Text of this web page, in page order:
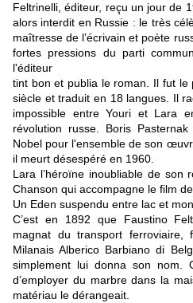
Feltrinelli, éditeur, reçu un jour de
alors interdit en Russie : le très
maîtresse de l’écrivain et poète
fortes pressions du parti
l'éditeur
tint bon et publia le roman. Il fut le
siècle et traduit en 18 langues. Il
impossible entre Youri et Lara
révolution russe. Boris
Nobel pour l'ensemble de son
il meurt désespéré en 1960.
Lara l’héroïne inoubliable de son
Chanson qui accompagne le film
Un Eden suspendu entre lac et
C’est en 1892 que Faustino
magnat du transport ferroviaire,
Milanais Alberico Barbiano di
simplement lui donna son nom.
d’employer du marbre dans la
matériau le dérangeait.